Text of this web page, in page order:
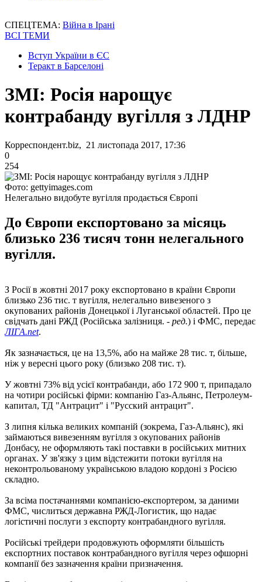
СПЕЦТЕМА: Війна в Ірані
ВСІ ТЕМИ
Вступ України в ЄС
Теракт в Барселоні
ЗМІ: Росія нарощує
контрабанду вугілля з ЛДНР
Корреспондент.biz, 21 листопада 2017, 17:36
0
254
Фото: gettyimages.com
Нелегально видобуте вугілля продається Європі
До Європи експортовано за місяць
близько 236 тисяч тонн нелегального
вугілля.
З Росії в жовтні 2017 року експортовано в країни Європи
близько 236 тис. т вугілля, нелегально вивезеного з
окупованих районів Донецької і Луганської областей. Про це
свідчать дані РЖД (Російська залізниця. - ред.) і ФМС, передає
ЛIГA.net.
Як зазначається, це на 13,5%, або на майже 28 тис. т, більше,
ніж у вересні цього року (близько 208 тис. т).
У жовтні 73% від усієї контрабанди, або 172 900 т, припадало
на чотири російські фірми: компанію Газ-Альянс, Петролеум-
капитал, ТД "Антрацит" і "Русский антрацит".
З липня кілька великих компаній (зокрема, Газ-Альянс), які
займаються вивезенням вугілля з окупованих районів
Донбасу, не оформляють такі поставки в російських митних
органах. У зв'язку з цим відстежити потоки вугілля на
неконтрольованому українською владою кордоні з Росією
складно.
За всіма постачаннями компанією-експортером, за даними
ФМС, числиться державна РЖД-Логистик, що надає
логістичні послуги з експорту контрабандного вугілля.
Російські трейдери продовжують оформляти більшість
експортних поставок контрабандного вугілля через офшорні
компанії без зазначення країни призначення.